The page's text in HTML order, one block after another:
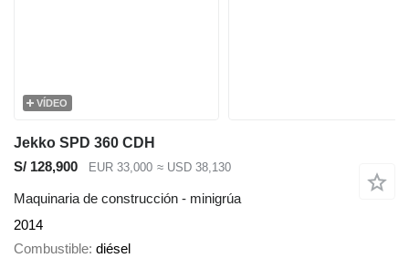
VÍDEO
Jekko SPD 360 CDH
S/ 128,900
EUR 33,000 ≈ USD 38,130
Maquinaria de construcción - minigrúa
2014
Combustible diésel